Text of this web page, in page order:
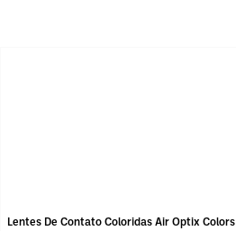
Lentes De Contato Coloridas Air Optix Colors